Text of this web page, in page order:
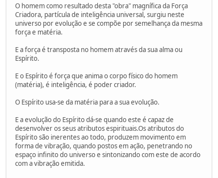
O homem como resultado desta "obra" magnífica da Força
Criadora, partícula de inteligência universal, surgiu neste
universo por evolução e se compõe por semelhança da mesma
força e matéria.
E a força é transposta no homem através da sua alma ou
Espírito.
E o Espírito é força que anima o corpo físico do homem
(matéria), é inteligência, é poder criador.
O Espírito usa-se da matéria para a sua evolução.
E a evolução do Espírito dá-se quando este é capaz de
desenvolver os seus atributos espirituais.Os atributos do
Espírito são inerentes ao todo, produzem movimento em
forma de vibração, quando postos em ação, penetrando no
espaço infinito do universo e sintonizando com este de acordo
com a vibração emitida.